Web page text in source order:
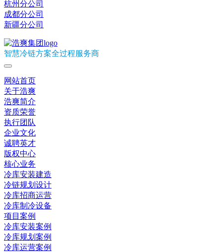
杭州分公司
成都分公司
新疆分公司
智慧冷链方案全过程服务商
网站首页
关于浩爽
浩爽简介
资质荣誉
执行团队
企业文化
诚聘英才
版权中心
核心业务
冷库安装建造
冷链规划设计
冷库招商运营
冷库制冷设备
项目案例
冷库安装案例
冷库规划案例
冷库运营案例